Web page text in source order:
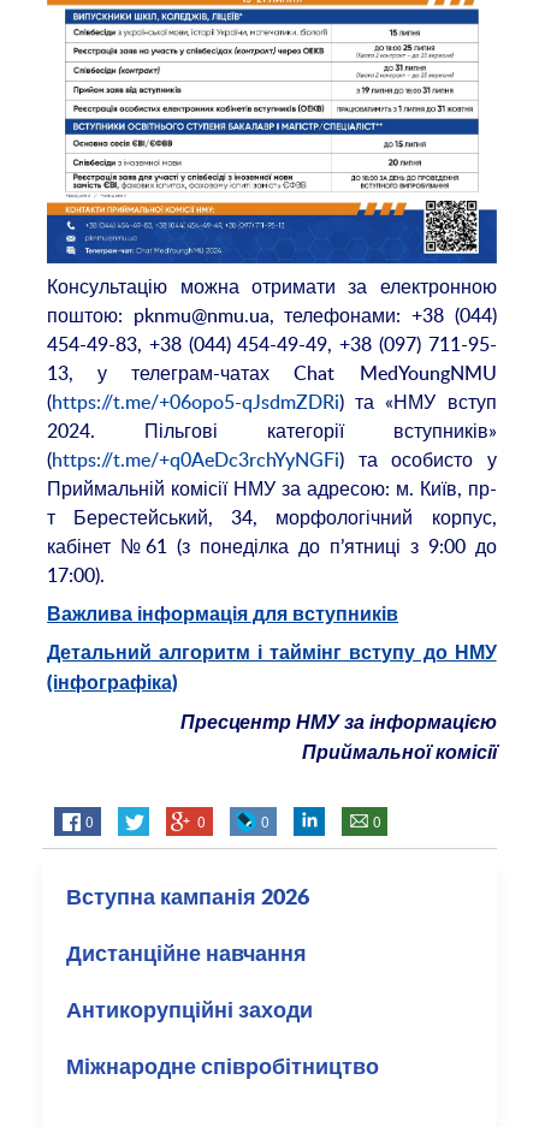
Консультацію можна отримати за електронною
поштою: pknmu@nmu.ua, телефонами: +38 (044)
454-49-83, +38 (044) 454-49-49, +38 (097) 711-95-
13, у телеграм-чатах Chat MedYoungNMU
(https://t.me/+06opo5-qJsdmZDRi) та «НМУ вступ
2024. Пільгові категорії вступників»
(https://t.me/+q0AeDc3rchYyNGFi) та особисто у
Приймальній комісії НМУ за адресою: м. Київ, пр-
т Берестейський, 34, морфологічний корпус,
кабінет №61 (з понеділка до п’ятниці з 9:00 до
17:00).
Важлива інформація для вступників
Детальний алгоритм і таймінг вступу до НМУ
(інфографіка)
Пресцентр НМУ за інформацією
Приймальної комісії
0 0 0 0
Вступна кампанія 2026
Дистанційне навчання
Антикорупційні заходи
Міжнародне співробітництво